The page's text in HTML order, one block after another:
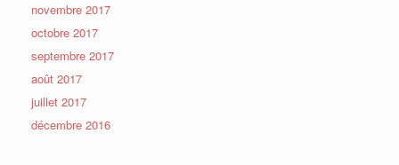
novembre 2017
octobre 2017
septembre 2017
août 2017
juillet 2017
décembre 2016